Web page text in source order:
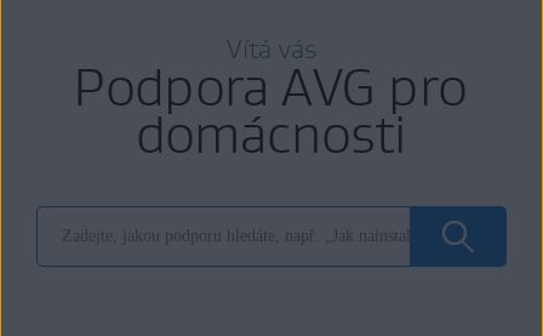
Vítá vás
Podpora AVG pro
domácnosti